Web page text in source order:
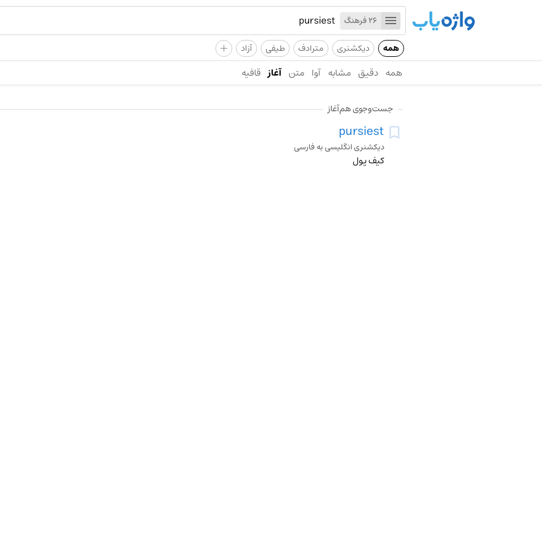
26 فرهنگ
همه دیکشنری مترادف طیفی آزاد +
همه دقیق مشابه آوا متن آغاز قافیه
جست‌وجوی هم‌آغاز
pursiest
دیکشنری انگلیسی به فارسی
کیف پول